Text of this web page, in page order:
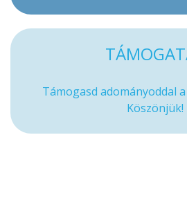
Támogasd adományoddal
Köszönjük!